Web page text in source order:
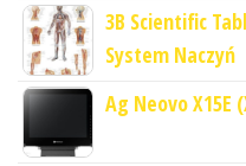
3B Scientific
System Naczyń
Ag Neovo X15E